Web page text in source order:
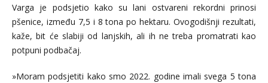
Varga je podsjetio kako su lani ostvareni rekordni prinosi
pšenice, između 7,5 i 8 tona po hektaru. Ovogodišnji rezultati,
kaže, bit će slabiji od lanjskih, ali ih ne treba promatrati kao
potpuni podbačaj.
»Moram podsjetiti kako smo 2022. godine imali svega 5 tona